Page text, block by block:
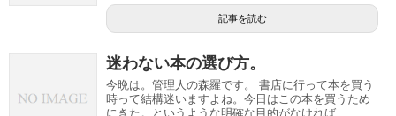
記事を読む
迷わない本の選び方。
今晩は。管理人の森羅です。 書店に行って本を買う
時って結構迷いますよね。今日はこの本を買うため
にきた。というような明確な目的がなければ...